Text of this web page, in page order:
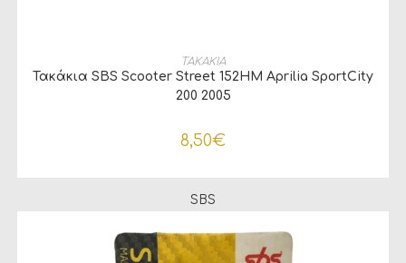
ΠΡΟΣΘΉΚΗ ΣΤΟ ΚΑΛΆΘΙ
ΤΑΚΑΚΙΑ
Τακάκια SBS Scooter Street 152HM Aprilia SportCity
200 2005
8,50€
SBS